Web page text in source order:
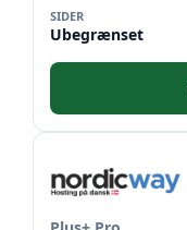
SIDER
Ubegrænset